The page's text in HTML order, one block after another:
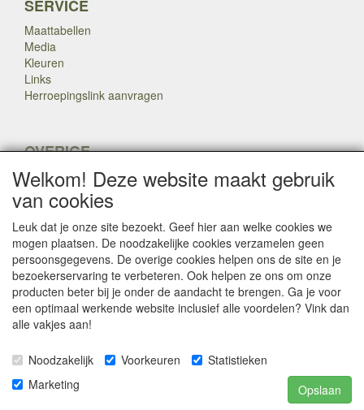
SERVICE
Maattabellen
Media
Kleuren
Links
Herroepingslink aanvragen
OVERIGE
Veteranen
Nieuws
Inkoop
Herroepingslink aanvragen
Copyright Dump Company2009-2025 Webmaster: Dump
Company
Welkom! Deze website maakt gebruik
van cookies
Leuk dat je onze site bezoekt. Geef hier aan welke cookies we
mogen plaatsen. De noodzakelijke cookies verzamelen geen
persoonsgegevens. De overige cookies helpen ons de site en je
bezoekerservaring te verbeteren. Ook helpen ze ons om onze
producten beter bij je onder de aandacht te brengen. Ga je voor
een optimaal werkende website inclusief alle voordelen? Vink dan
alle vakjes aan!
Noodzakelijk Voorkeuren
Statistieken
Marketing
Opslaan